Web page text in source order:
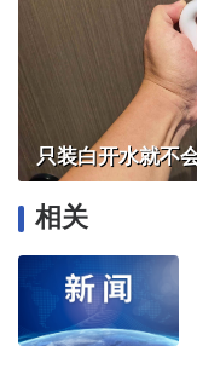
相关